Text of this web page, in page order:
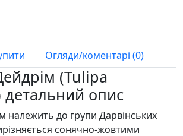
Огляди/коментарі (0)
(Tulipa
детальний опис
належить до групи Дарвінських
сонячно-жовтими